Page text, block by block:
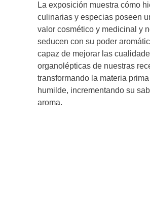
La exposición muestra cómo
culinarias y especias poseen
valor cosmético y medicinal y
seducen con su poder
capaz de mejorar las
organolépticas de nuestras
transformando la materia
humilde, incrementando su
aroma.